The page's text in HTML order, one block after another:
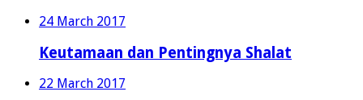
24 March 2017
Keutamaan dan Pentingnya Shalat
22 March 2017